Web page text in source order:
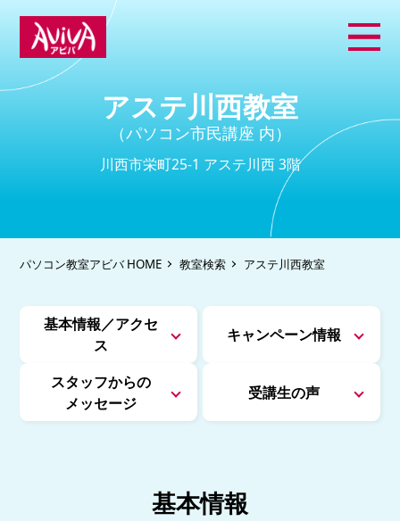
アステ川西教室
（パソコン市民講座 内）
川西市栄町25-1 アステ川西 3階
パソコン教室アビバ HOME 教室検索 アステ川西教室
基本情報／アクセ
ス
キャンペーン情報
スタッフからの
メッセージ
受講生の声
基本情報